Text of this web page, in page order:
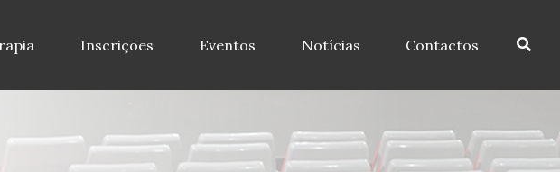
Inscrições Eventos Notícias Contactos